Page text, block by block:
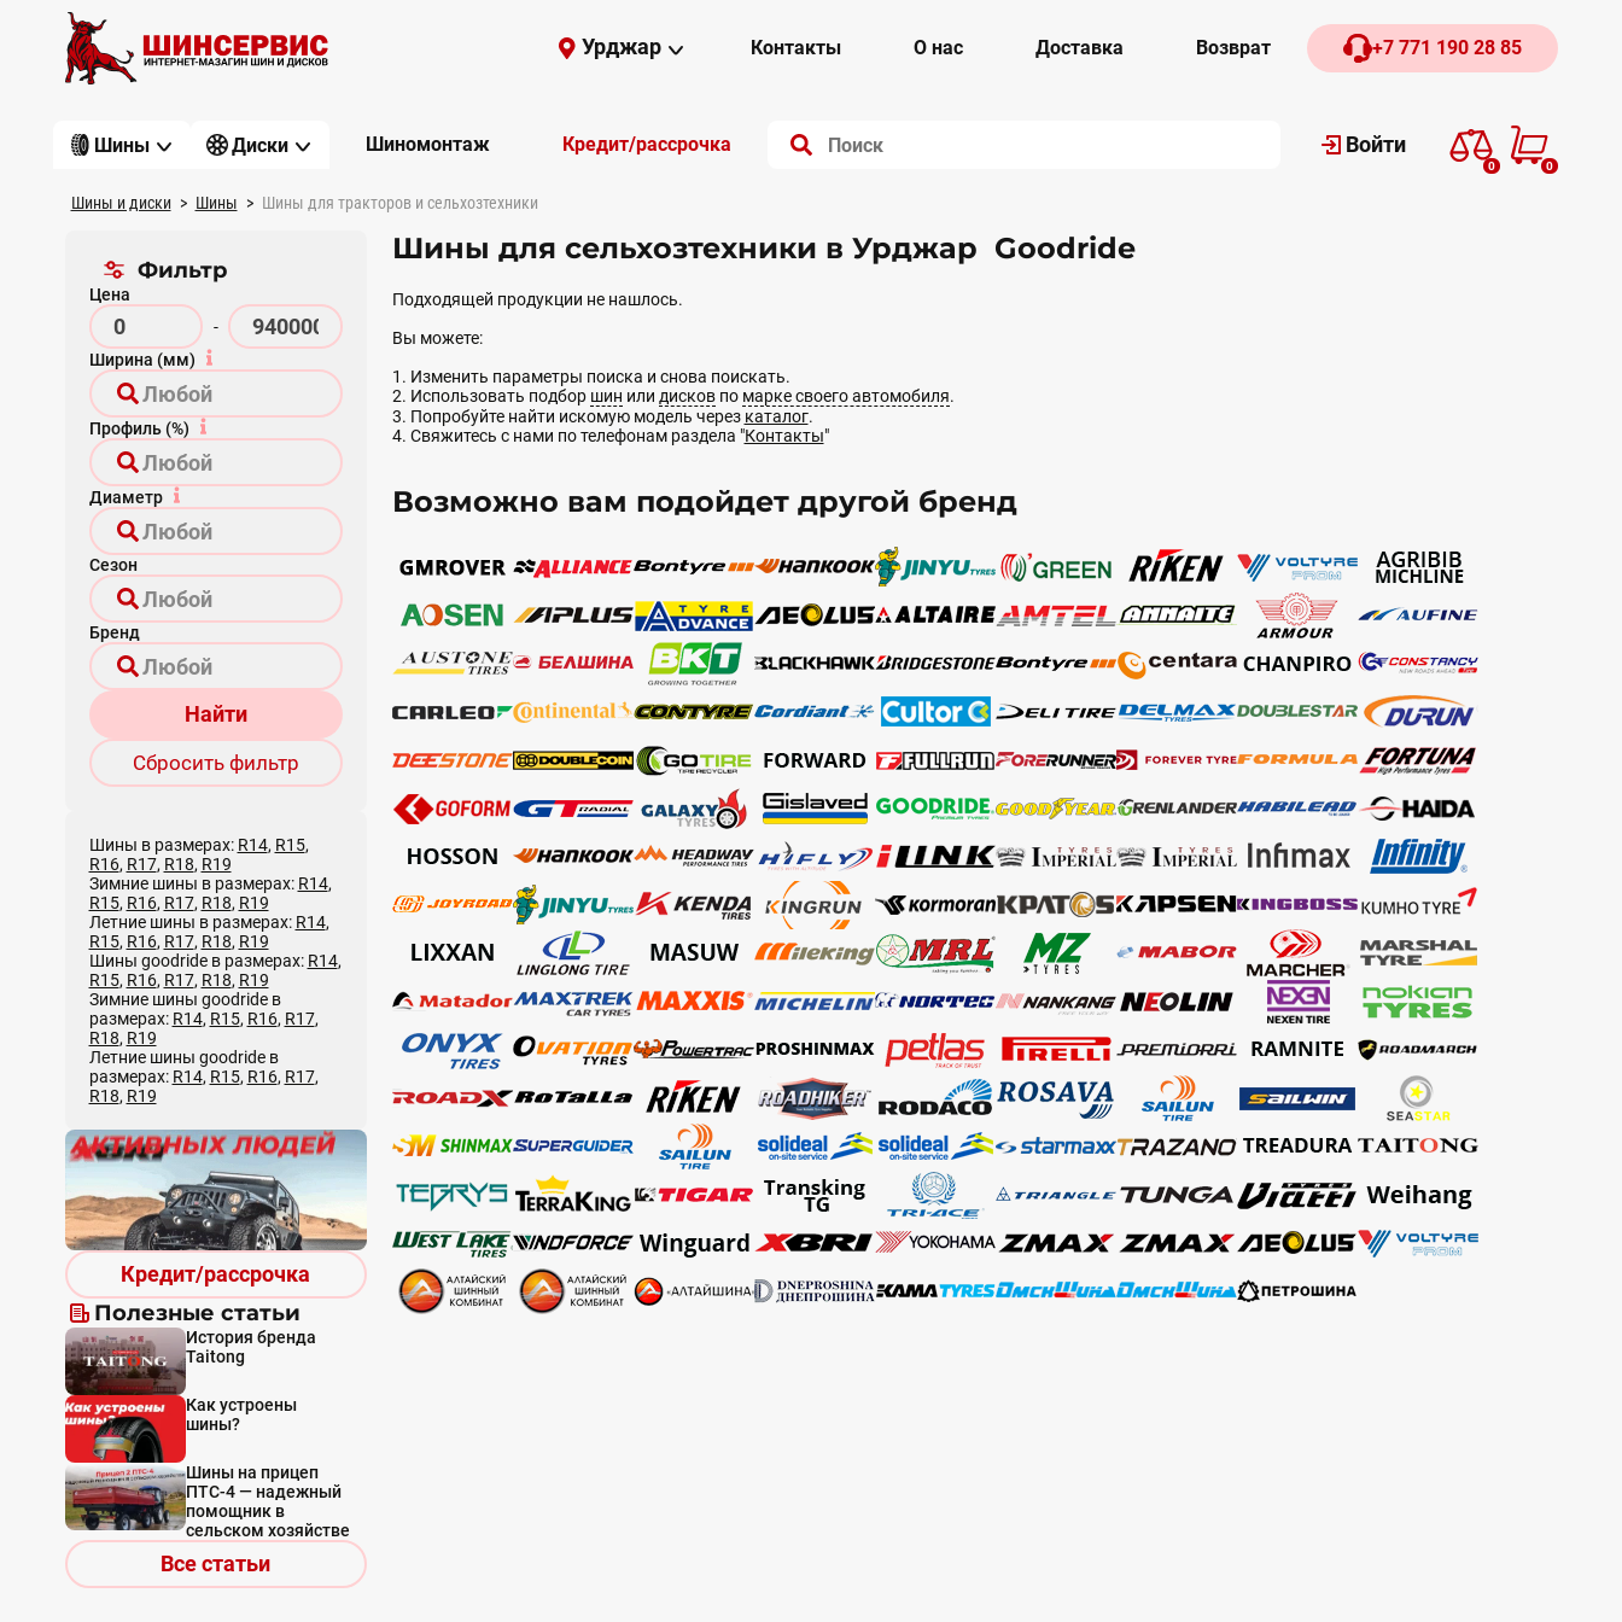
Урджар Контакты О нас Доставка Возврат +7 771 190 28 85
Шины Диски Шиномонтаж Кредит/рассрочка Войти
0 0
Шины и диски Шины Шины для тракторов и сельхозтехники
Фильтр
Цена
-
Ширина (мм)
Профиль (%)
Диаметр
Сезон
Бренд
Найти
Сбросить фильтр
Шины в размерах: R14, R15,
R16, R17, R18, R19
Зимние шины в размерах: R14,
R15, R16, R17, R18, R19
Летние шины в размерах: R14,
R15, R16, R17, R18, R19
Шины goodride в размерах: R14,
R15, R16, R17, R18, R19
Зимние шины goodride в
размерах: R14, R15, R16, R17,
R18, R19
Летние шины goodride в
размерах: R14, R15, R16, R17,
R18, R19
Кредит/рассрочка
Полезные статьи
История бренда
Taitong
Как устроены
шины?
Шины на прицеп
ПТС-4 — надежный
помощник в
сельском хозяйстве
Все статьи
Шины для сельхозтехники в Урджар Goodride
Подходящей продукции не нашлось.
Вы можете:
1. Изменить параметры поиска и снова поискать.
2. Использовать подбор шин или дисковпо марке своего автомобиля.
3. Попробуйте найти искомую модель через каталог.
4. Свяжитесь с нами по телефонам раздела "Контакты"
Возможно вам подойдет другой бренд